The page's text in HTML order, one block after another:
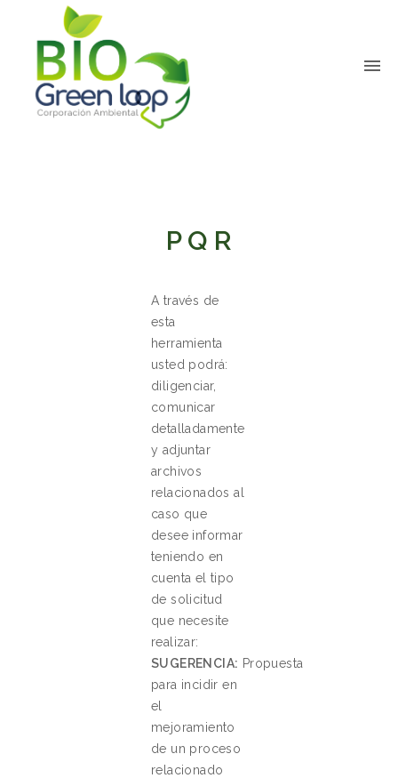
P Q R
A través de
esta
herramienta
usted podrá:
diligenciar,
comunicar
detalladamente
y adjuntar
archivos
relacionados al
caso que
desee informar
teniendo en
cuenta el tipo
de solicitud
que necesite
realizar:
SUGERENCIA: Propuesta
para incidir en
el
mejoramiento
de un proceso
relacionado